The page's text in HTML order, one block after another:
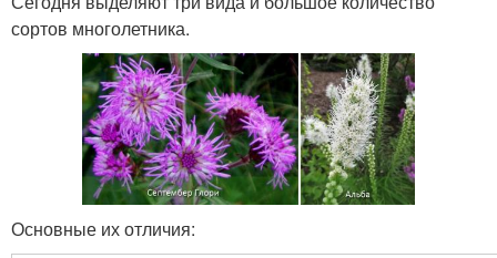
сортов многолетника.
Основные их отличия: